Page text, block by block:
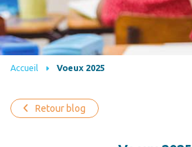
Accueil Voeux 2025
Retour blog